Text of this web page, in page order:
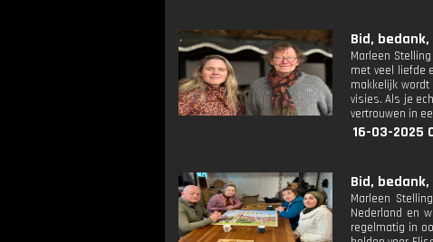
Bid,
Marleen
met veel liefde
makkelijk
visies. Als je
vertrouwen in
16-03-2025
Bid,
Marleen
Nederland en
regelmatig in